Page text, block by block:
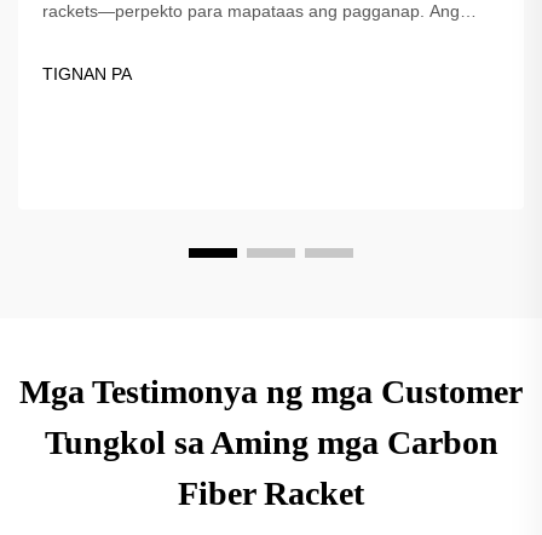
rackets—perpekto para mapataas ang pagganap. Ang
TIGNAN PA
Mga Testimonya ng mga Customer
Tungkol sa Aming mga Carbon
Fiber Racket